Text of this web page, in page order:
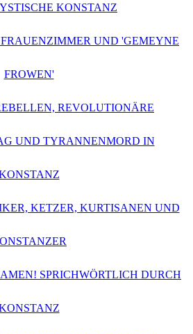
KONSTANZ
UND 'GEMEYNE
FROWEN'
REVOLUTIONÄRE
UND TYRANNENMORD IN
KETZER, KURTISANEN UND
SPRICHWÖRTLICH DURCH